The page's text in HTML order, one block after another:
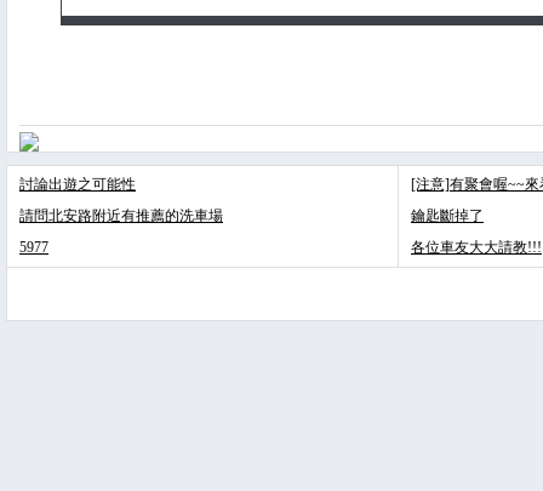
討論出遊之可能性
請問北安路附近有推薦的洗車場
5977
[注意]有聚會喔~~來
鑰匙斷掉了
各位車友大大請教!!!